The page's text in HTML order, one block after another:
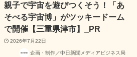
親子で宇宙を遊びつくそう！「あ
そべる宇宙博」がツッキードーム
で開催【三重県津市】_PR
2026年7月22日
企画・制作／中日新聞メディアビジネス局